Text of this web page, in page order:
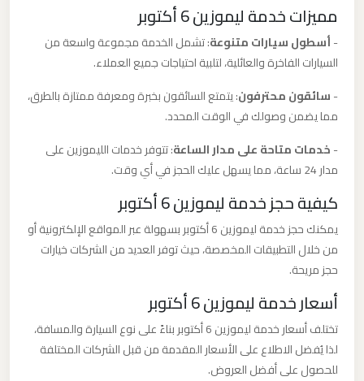
مميزات خدمة ليموزين 6 أكتوبر
-أسطول سيارات متنوعة: تشمل الخدمة مجموعة واسعة من
السيارات الفاخرة والعائلية، لتلبية احتياجات جميع العملاء.
-سائقون محترفون: يتمتع السائقون بخبرة ومعرفة ممتازة بالطرق،
مما يضمن وصولك في الوقت المحدد.
-خدمات متاحة على مدار الساعة: تتوفر خدمات الليموزين على
مدار 24 ساعة، مما يسهل عليك الحجز في أي وقت.
كيفية حجز خدمة ليموزين 6 أكتوبر
يمكنك حجز خدمة ليموزين 6 أكتوبر بسهولة عبر المواقع الإلكترونية أو
من خلال التطبيقات المخصصة، حيث توفر العديد من الشركات خيارات
حجز مريحة.
أسعار خدمة ليموزين 6 أكتوبر
تختلف أسعار خدمة ليموزين 6 أكتوبر بناءً على نوع السيارة والمسافة،
لذا يُفضل الاطلاع على الأسعار المقدمة من قبل الشركات المختلفة
للحصول على أفضل العروض.
الساحل
الشمالي
ليموزين
مطار
العرب
القاهرة
ليموزين